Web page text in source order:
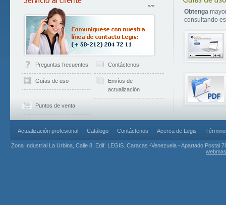
Preguntas frecuentes Contáctenos
Guías de uso
Envíos de
actualización
Puntos de venta
Obtenga
consultando
Actualización profesional Catálogo Contáctenos Acerca de Legis
Zona Industrial La Urbina, Calle 8, Edif. LEGIS. Caracas -Venezuela - Apartado